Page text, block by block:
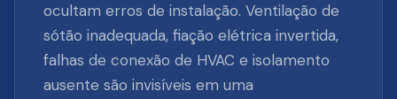
ocultam erros de instalação. Ventilação de
sótão inadequada, fiação elétrica invertida,
falhas de conexão de HVAC e isolamento
ausente são invisíveis em uma